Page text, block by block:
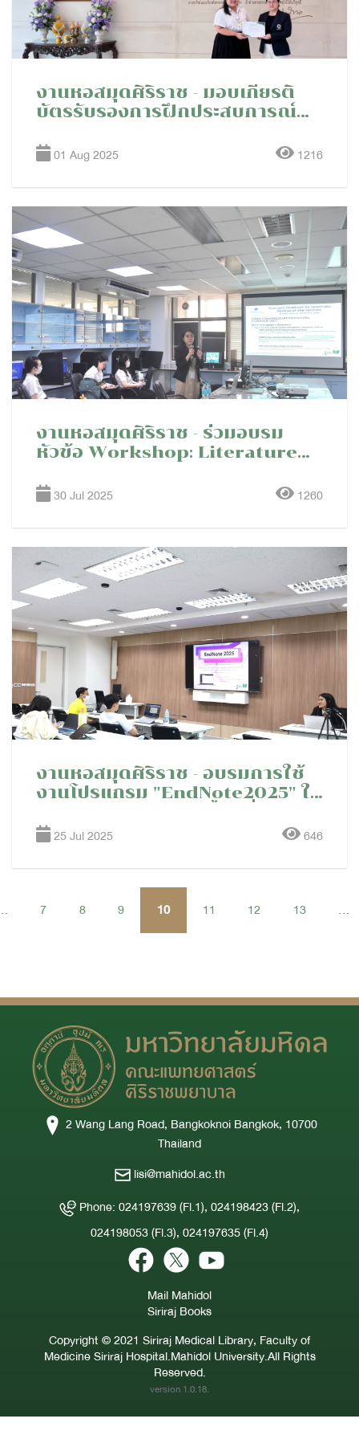
งานหอสมุดศิริราช - มอบเกียรติ
บัตรรับรองการฝึกประสบการณ์
ธรรมศาสตร์
01 Aug 2025 1216
งานหอสมุดศิริราช - ร่วมอบรม
หัวข้อ Workshop: Literature
and Meta-analysis รายวิชา
30 Jul 2025 1260
งานหอสมุดศิริราช - อบรมการใช้
งานโปรแกรม "EndNote2025" ให้
ศึกษา 2568 ภาควิชาเวชศาสตร์
แพทยศาสตร์ศิริราชพยาบาล
25 Jul 2025 646
7 8 9 10 11 12 13 ...
2 Wang Lang Road, Bangkoknoi Bangkok, 10700
Thailand
lisi@mahidol.ac.th
Phone: 024197639 (Fl.1), 024198423 (Fl.2),
024198053 (Fl.3), 024197635 (Fl.4)
Mail Mahidol
Siriraj Books
Copyright © 2021 Siriraj Medical Library, Faculty of
Medicine Siriraj Hospital.Mahidol University.All Rights
Reserved.
version 1.0.18.